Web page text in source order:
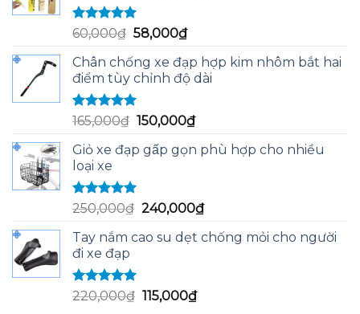
Được xếp
hạng
sao
60,000₫ Giá
là:
60,000₫.
58,000₫Giá
tại
là:
Chân chống xe đạp hợp kim nhôm bắt hai
điểm tùy chỉnh độ dài
Được xếp
hạng
sao
165,000₫ Giá
là:
150,000₫Giá
tại
Giỏ xe đạp gấp gọn phù hợp cho nhiều
loại xe
Được xếp
hạng
sao
250,000₫ Giá
là:
240,000₫Giá
tại
Tay nắm cao su dẹt chống mỏi cho người
đi xe đạp
Được xếp
hạng
220,000₫ Giá
115,000₫Giá